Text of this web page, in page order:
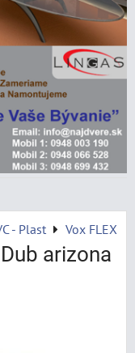
- Plast Vox FLEX
arizona